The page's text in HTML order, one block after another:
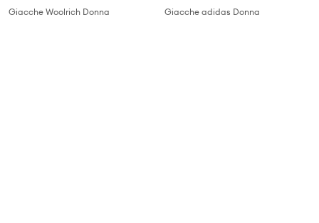
Giacche Woolrich Donna
Giacche adidas Donna